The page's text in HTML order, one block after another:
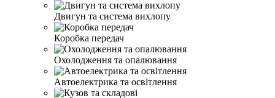
Двигун та система вихлопу
Коробка передач
Охолодження та опалювання
Автоелектрика та освітлення